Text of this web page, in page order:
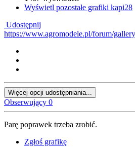
Wyświetl pozostałe grafiki kapi28
Udostępnij
https://www.agromodele.pl/forum/
Więcej opcji udostępniania...
Obserwujący 0
Parę poprawek trzeba zrobić.
Zgłoś grafikę